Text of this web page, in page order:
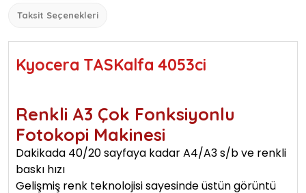
Taksit Seçenekleri
Kyocera TASKalfa 4053ci
Renkli A3 Çok Fonksiyonlu
Fotokopi Makinesi
Dakikada 40/20 sayfaya kadar A4/A3 s/b ve renkli
baskı hızı
Gelişmiş renk teknolojisi sayesinde üstün görüntü